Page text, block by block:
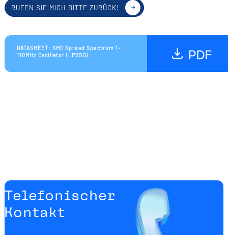
RUFEN SIE MICH BITTE ZURÜCK!
DATASHEET: SMD Spread Spectrum 1-
110MHz Oscillator (LPSSO)
Telefonischer
Kontakt